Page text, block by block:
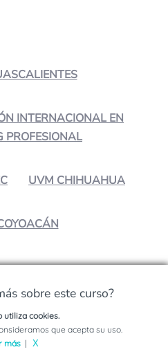
INTERNACIONAL EN
PROFESIONAL
UVM CHIHUAHUA
sobre este curso?
este programa
utiliza cookies.
que acepta su uso.
más| X